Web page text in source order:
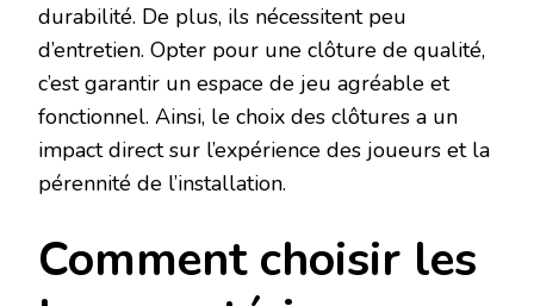
durabilité. De plus, ils nécessitent peu
d’entretien. Opter pour une clôture de qualité,
c’est garantir un espace de jeu agréable et
fonctionnel. Ainsi, le choix des clôtures a un
impact direct sur l’expérience des joueurs et la
pérennité de l’installation.
Comment choisir les